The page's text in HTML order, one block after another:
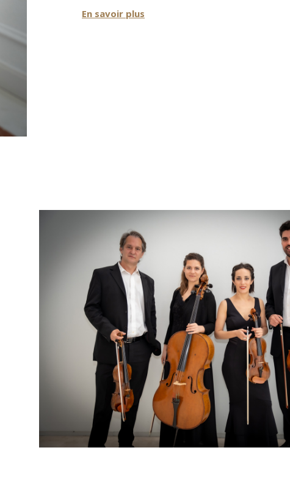
Elle a remporté des prix dans de grands
internationaux, notamment :
importants tels que: ‘‘Stagione
Classica’’ dans la XIe édition, organisée par
Chitarristico Laudense de la ville de Lodi
"Concert solo" pour la commémoration
du Paraguay à la Bibliothèque nationale
(Barcelone, Espagne) en 2018; "Concert de
l'Institut Cervantes à Paris, organisé par
Paraguay en France, 2018; Concert de
"Hommage aux femmes" à l'Ambassade
Rome, organisé par la même ambassade
Paraguay (Italie) en 2022; Concert de
Festival Andalou » à Saint Jean de Luz en
En savoir plus